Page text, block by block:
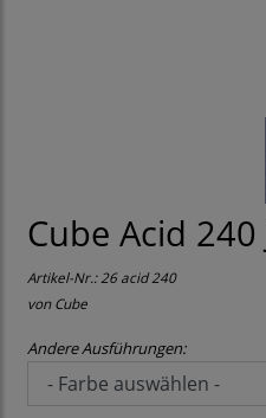
Cube Acid
Artikel-Nr.:26 acid 240
vonCube
Andere Ausführungen: